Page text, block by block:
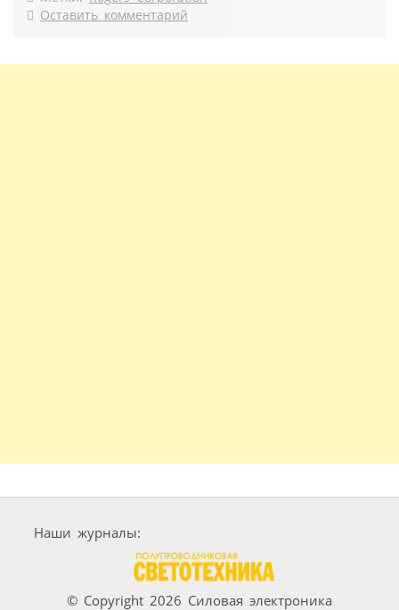
Оставить комментарий
Наши журналы:
© Copyright 2026 Силовая электроника